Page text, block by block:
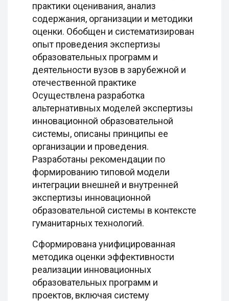
практики оценивания, анализ
содержания, организации и методики
оценки. Обобщен и систематизирован
опыт проведения экспертизы
образовательных программ и
деятельности вузов в зарубежной и
отечественной практике
Осуществлена разработка
альтернативных моделей экспертизы
инновационной образовательной
системы, описаны принципы ее
организации и проведения.
Разработаны рекомендации по
формированию типовой модели
интеграции внешней и внутренней
экспертизы инновационной
образовательной системы в контексте
гуманитарных технологий.
Сформирована унифицированная
методика оценки эффективности
реализации инновационных
образовательных программ и
проектов, включая систему